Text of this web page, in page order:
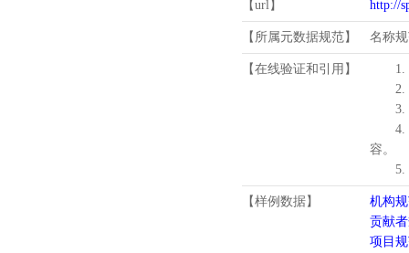
【url】 http://
【所属元数据规范】 名称
【在线验证和引用】
1.
2.
3.
4.
容。
5.
【样例数据】
机构
贡献
项目